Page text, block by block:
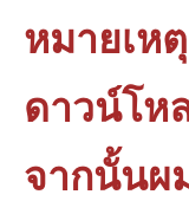
หมายเห
ดาวน์โห
จากนั้นผ